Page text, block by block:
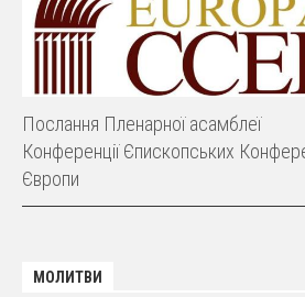
Послання Пленарної асамблеї
Конференції Єпископських
Європи
МОЛИТВИ